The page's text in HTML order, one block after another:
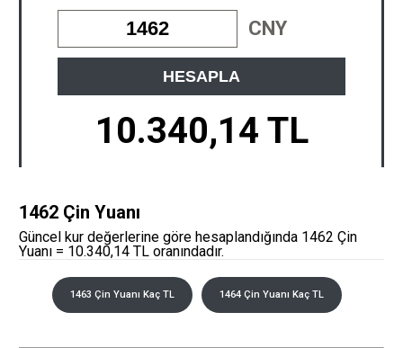
CNY
HESAPLA
10.340,14 TL
1462 Çin Yuanı
Güncel kur değerlerine göre hesaplandığında 1462 Çin
Yuanı = 10.340,14 TL oranındadır.
1463 Çin Yuanı Kaç TL 1464 Çin Yuanı Kaç TL